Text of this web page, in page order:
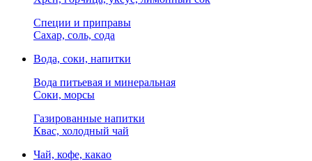
Специи и приправы
Сахар, соль, сода
Вода, соки, напитки
Вода питьевая и минеральная
Соки, морсы
Газированные напитки
Квас, холодный чай
Чай, кофе, какао